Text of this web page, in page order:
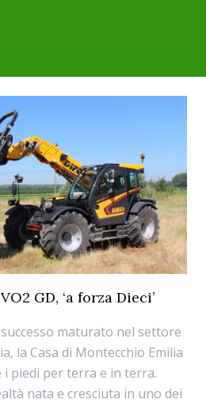
GD, ‘a forza Dieci’
maturato nel settore
la Casa di Montecchio Emilia
piedi per terra e in terra.
nata e cresciuta in uno dei